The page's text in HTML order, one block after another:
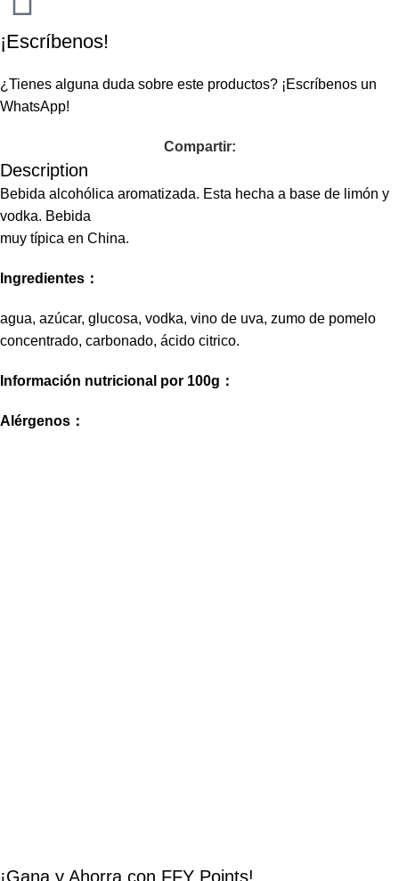
¡Escríbenos!
¿Tienes alguna duda sobre este productos? ¡Escríbenos un
WhatsApp!
Compartir:
Description
Bebida alcohólica aromatizada. Esta hecha a base de limón y
vodka. Bebida
muy típica en China.
Ingredientes：
agua, azúcar, glucosa, vodka, vino de uva, zumo de pomelo
concentrado, carbonado, ácido citrico.
Información nutricional por 100g：
Alérgenos：
¡Gana y Ahorra con FFY Points!